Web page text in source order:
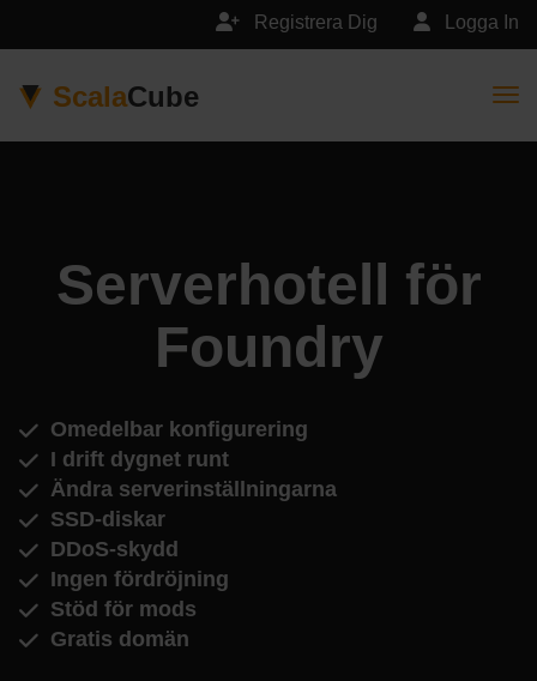
Logga In
Registrera Dig
ScalaCube
Serverhotell för
Foundry
Omedelbar konfigurering
I drift dygnet runt
Ändra serverinställningarna
SSD-diskar
DDoS-skydd
Ingen fördröjning
Stöd för mods
Gratis domän